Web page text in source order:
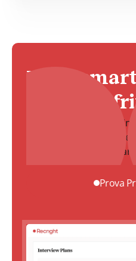
Börja
Skapa en strukturerad
minuter och ge teamet
innan rekryteringen drar i
Prova